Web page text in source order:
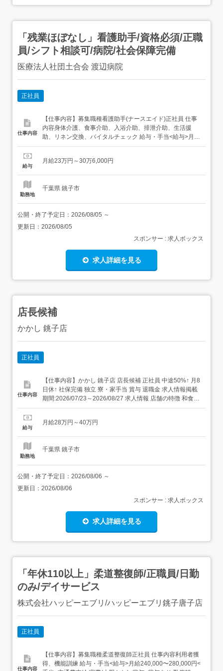
「残業ほぼなし」看護助手/資格必須/正職
員/シフト相談可/病院/社会保障完備
医療法人社団土合会 渡辺病院
正社員
仕事内容
【仕事内容】募集職種看護助手(ナースエイド)正社員 仕事
内容身体介護、食事介助、入浴介助、排泄介助、生活援
助、リネン交換、バイタルチェック 給与・手当<給与>月給
230,000〜306,000円<基本給>174,000〜180,000円<手当>
当:50,000円(5回) (1回10,000円)<賞...
給与
月給23万円～30万6,000円
勤務地
千葉県 銚子市
公開・終了予定日： 2026/08/05 ～
更新日： 2026/08/05
スポンサー : 求人ボックス
求人詳細を見る
店長候補
かかし 銚子店
正社員
仕事内容
【仕事内容】かかし 銚子店 店長候補 正社員 中途50%↑ 月8
日休↑ 社保完備 独立 寮・家⼿当 賞与 退職金 求人情報掲載
期間:2026/07/23～2026/08/27 求人情報 店舗の特徴 和食
住 所 千葉県 銚子市 三崎町2-2660-1 イオン銚子SC 1F 交
より車12分JR総...
給与
月給28万円～40万円
勤務地
千葉県 銚子市
公開・終了予定日： 2026/08/06 ～
更新日： 2026/08/06
スポンサー : 求人ボックス
求人詳細を見る
「年休110以上」柔道整復師/正職員/日勤
のみ/デイサービス
株式会社ハッピーエブリ/ハッピーエブリ銚子唐子店
正社員
仕事内容
【仕事内容】募集職種柔道整復師正社員 仕事内容利用者獲
得、機能訓練 給与・手当<給与>月給240,000〜280,000円<